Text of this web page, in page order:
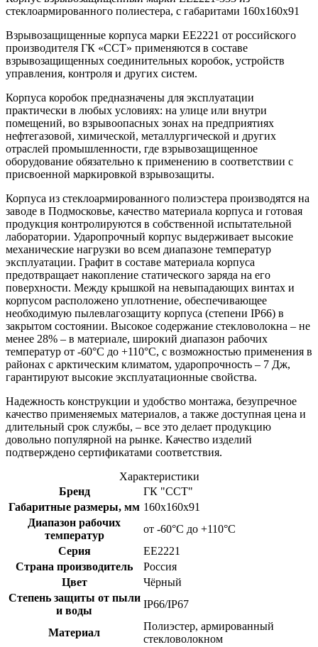
стеклоармированного полиестера, с габаритами 160х160х91
Взрывозащищенные корпуса марки EE2221 от российского
производителя ГК «ССТ» применяются в составе
взрывозащищенных соединительных коробок, устройств
управления, контроля и других систем.
Корпуса коробок предназначены для эксплуатации
практически в любых условиях: на улице или внутри
помещений, во взрывоопасных зонах на предприятиях
нефтегазовой, химической, металлургической и других
отраслей промышленности, где взрывозащищенное
оборудование обязательно к применению в соответствии с
присвоенной маркировкой взрывозащиты.
Корпуса из стеклоармированного полиэстера производятся на
заводе в Подмосковье, качество материала корпуса и готовая
продукция контролируются в собственной испытательной
лаборатории. Ударопрочный корпус выдерживает высокие
механические нагрузки во всем диапазоне температур
эксплуатации. Графит в составе материала корпуса
предотвращает накопление статического заряда на его
поверхности. Между крышкой на невыпадающих винтах и
корпусом расположено уплотнение, обеспечивающее
необходимую пылевлагозащиту корпуса (степени IP66) в
закрытом состоянии. Высокое содержание стекловолокна – не
менее 28% – в материале, широкий диапазон рабочих
температур от -60°С до +110°С, с возможностью применения в
районах с арктическим климатом, ударопрочность – 7 Дж,
гарантируют высокие эксплуатационные свойства.
Надежность конструкции и удобство монтажа, безупречное
качество применяемых материалов, а также доступная цена и
длительный срок службы, – все это делает продукцию
довольно популярной на рынке. Качество изделий
подтверждено сертификатами соответствия.
Характеристики
Бренд
ГК "ССТ"
Габаритные размеры, мм 160х160х91
Диапазон рабочих
температур
от -60°С до +110°С
Серия
ЕЕ2221
Страна производитель
Россия
Цвет
Чёрный
Степень защиты от пыли
и воды
IP66/IP67
Материал
Полиэстер, армированный
стекловолокном